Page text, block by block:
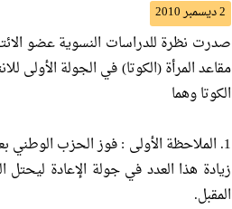
2 ديسمبر 2010
صدرت نظرة للدراسات النسوية عضو
الكوتا وهما
المقبل.